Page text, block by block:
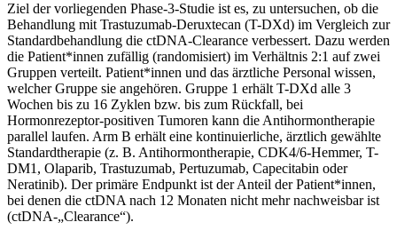
Ziel der vorliegenden Phase-3-Studie ist es, zu untersuchen, ob die
Behandlung mit Trastuzumab-Deruxtecan (T-DXd) im Vergleich zur
Standardbehandlung die ctDNA-Clearance verbessert. Dazu werden
die Patient*innen zufällig (randomisiert) im Verhältnis 2:1 auf zwei
Gruppen verteilt. Patient*innen und das ärztliche Personal wissen,
welcher Gruppe sie angehören. Gruppe 1 erhält T-DXd alle 3
Wochen bis zu 16 Zyklen bzw. bis zum Rückfall, bei
Hormonrezeptor-positiven Tumoren kann die Antihormontherapie
parallel laufen. Arm B erhält eine kontinuierliche, ärztlich gewählte
Standardtherapie (z. B. Antihormontherapie, CDK4/6-Hemmer, T-
DM1, Olaparib, Trastuzumab, Pertuzumab, Capecitabin oder
Neratinib). Der primäre Endpunkt ist der Anteil der Patient*innen,
bei denen die ctDNA nach 12 Monaten nicht mehr nachweisbar ist
(ctDNA-„Clearance“).